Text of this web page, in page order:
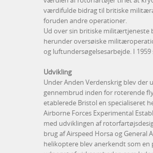
værdifulde bidrag til britiske
foruden andre operationer.
Ud over sin britiske militærtjeneste
herunder oversøiske
og luftundersøgelsesarbejde. I
Udvikling
Under Anden Verdenskrig blev
gennembrud inden for roterende
etablerede Bristol en specialiseret
Airborne Forces Experimental
med udviklingen af
brug af Airspeed Horsa og
helikoptere blev anerkendt som